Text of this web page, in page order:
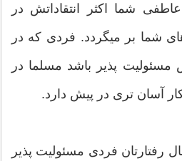
شما اکثر انتقاداتش در
شما بر میگردد. فردی که در
مسئولیت پذیر باشد مسلما در
آسان تری در پیش دارد.
رفتارتان فردی مسئولیت پذیر